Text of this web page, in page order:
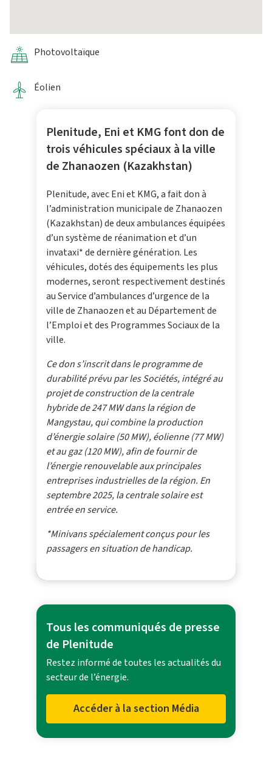
Photovoltaïque
Éolien
Plenitude, Eni et KMG font don de
trois véhicules spéciaux à la ville
de Zhanaozen (Kazakhstan)
Plenitude, avec Eni et KMG, a fait don à
l’administration municipale de Zhanaozen
(Kazakhstan) de deux ambulances équipées
d’un système de réanimation et d’un
invataxi* de dernière génération. Les
véhicules, dotés des équipements les plus
modernes, seront respectivement destinés
au Service d’ambulances d’urgence de la
ville de Zhanaozen et au Département de
l’Emploi et des Programmes Sociaux de la
ville.
Ce don s’inscrit dans le programme de
durabilité prévu par les Sociétés, intégré au
projet de construction de la centrale
hybride de 247 MW dans la région de
Mangystau, qui combine la production
d’énergie solaire (50 MW), éolienne (77 MW)
et au gaz (120 MW), afin de fournir de
l’énergie renouvelable aux principales
entreprises industrielles de la région. En
septembre 2025, la centrale solaire est
entrée en service.
*Minivans spécialement conçus pour les
passagers en situation de handicap.
Tous les communiqués de presse
de Plenitude
Restez informé de toutes les actualités du
secteur de l’énergie.
Accéder à la section Média